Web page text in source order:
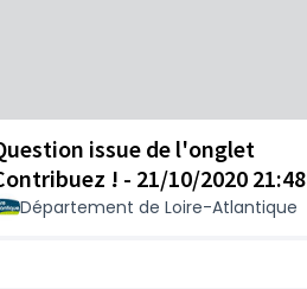
issue de l'onglet
! - 21/10/2020 21:48
Département de Loire-Atlantique